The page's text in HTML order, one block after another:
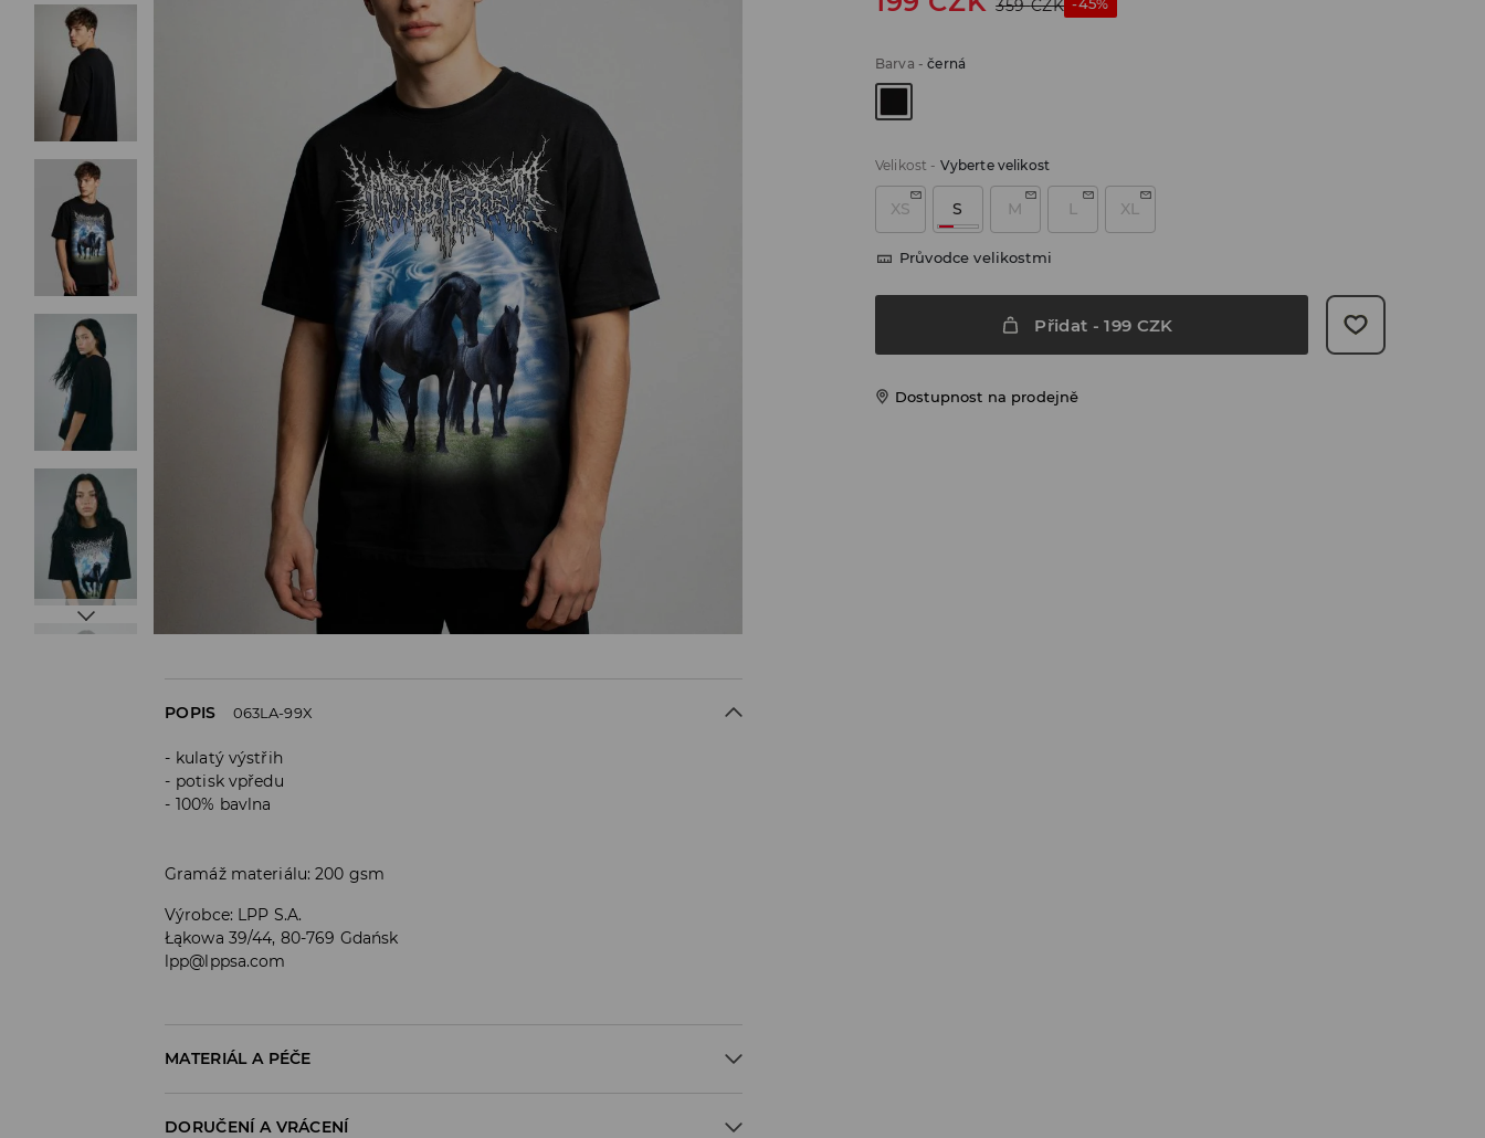
359 CZK
Barva -černá
Velikost - Vyberte velikost
XS S M L XL
Průvodce velikostmi
Přidat -199 CZK
Dostupnost na prodejně
POPIS 063LA-99X
kulatý výstřih
potisk vpředu
100% bavlna
Gramáž materiálu: 200 gsm
Výrobce: LPP S.A.
Łąkowa 39/44, 80-769 Gdańsk
lpp@lppsa.com
MATERIÁL A PÉČE
DORUČENÍ A VRÁCENÍ